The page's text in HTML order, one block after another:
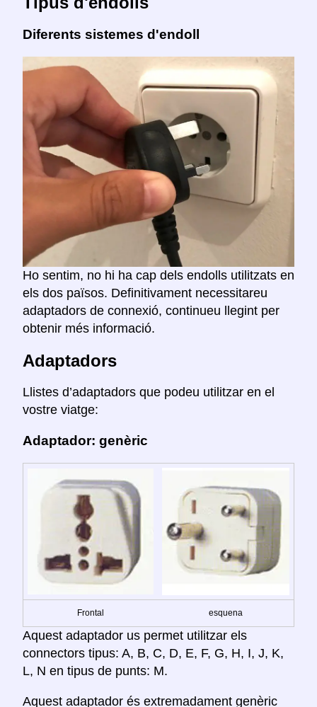
Diferents sistemes d'endoll
Ho sentim, no hi ha cap dels endolls utilitzats en
els dos països. Definitivament necessitareu
adaptadors de connexió, continueu llegint per
obtenir més informació.
Adaptadors
Llistes d’adaptadors que podeu utilitzar en el
vostre viatge:
Adaptador: genèric
Frontal esquena
Aquest adaptador us permet utilitzar els
connectors tipus: A, B, C, D, E, F, G, H, I, J, K,
L, N en tipus de punts: M.
Aquest adaptador és extremadament genèric